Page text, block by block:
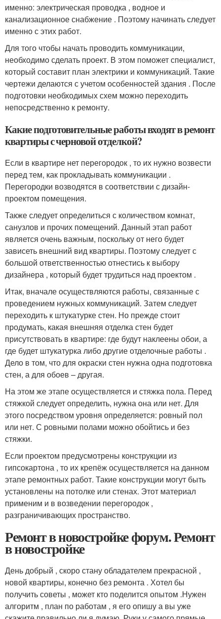
именно: электрическая проводка , водное и
канализационное снабжение . Поэтому начинать следует
именно с этих работ.
Для того чтобы начать проводить коммуникации,
необходимо сделать проект. В этом поможет специалист,
который составит план электрики и коммуникаций. Такие
чертежи делаются с учетом особенностей здания . После
подготовки необходимых схем можно переходить
непосредственно к ремонту.
Какие подготовительные работы входят в ремонт
квартиры с черновой отделкой?
Если в квартире нет перегородок , то их нужно возвести
перед тем, как прокладывать коммуникации .
Перегородки возводятся в соответствии с дизайн-
проектом помещения.
Также следует определиться с количеством комнат,
санузлов и прочих помещений. Данный этап работ
является очень важным, поскольку от него будет
зависеть внешний вид квартиры. Поэтому следует с
большой ответственностью отнестись к выбору
дизайнера , который будет трудиться над проектом .
Итак, вначале осуществляются работы, связанные с
проведением нужных коммуникаций. Затем следует
переходить к штукатурке стен. Но прежде стоит
продумать, какая внешняя отделка стен будет
присутствовать в квартире: где будут наклеены обои, а
где будет штукатурка либо другие отделочные работы .
Дело в том, что для окраски стен нужна одна подготовка
стен, а для обоев – другая.
На этом же этапе осуществляется и стяжка пола. Перед
стяжкой следует определить, нужна она или нет. Для
этого посредством уровня определяется: ровный пол
или нет. С ровными полами можно обойтись и без
стяжки.
Если проектом предусмотрены конструкции из
гипсокартона , то их крепёж осуществляется на данном
этапе ремонтных работ. Такие конструкции могут быть
установлены на потолке или стенах. Этот материал
применим и в возведении перегородок ,
разграничивающих пространство.
Ремонт в новостройке форум. Ремонт
в новостройке
День добрый , скоро стану обладателем прекрасной ,
новой квартиры, конечно без ремонта . Хотел бы
получить советы , может кто поделится опытом .Нужен
алгоритм , план по работам , я его опишу а вы уже